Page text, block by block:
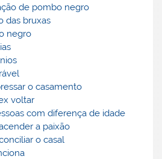
de pombo negro
das bruxas
negro
o casamento
voltar
com diferença de idade
a paixão
o casal